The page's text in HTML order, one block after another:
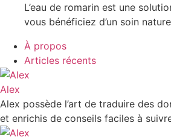
L’eau de romarin est une
vous bénéficiez d’un soin
À propos
Articles récents
Alex
Alex possède l’art de traduire des
et enrichis de conseils faciles à